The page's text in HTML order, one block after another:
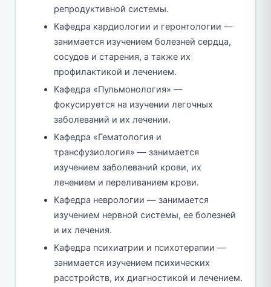
репродуктивной системы.
Кафедра кардиологии и геронтологии —
занимается изучением болезней сердца,
сосудов и старения, а также их
профилактикой и лечением.
Кафедра «Пульмонология» —
фокусируется на изучении легочных
заболеваний и их лечении.
Кафедра «Гематология и
трансфузиология» — занимается
изучением заболеваний крови, их
лечением и переливанием крови.
Кафедра неврологии — занимается
изучением нервной системы, ее болезней
и их лечения.
Кафедра психиатрии и психотерапии —
занимается изучением психических
расстройств, их диагностикой и лечением.